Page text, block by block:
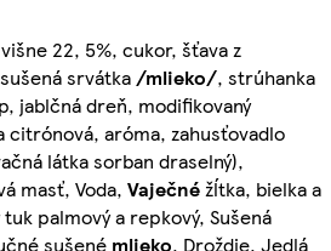
22, 5%, cukor, šťava z
srvátka/mlieko/, strúhanka
jablčná dreň, modifikovaný
citrónová, aróma, zahusťovadlo
látka sorban draselný),
masť, Voda, Vaječnéžĺtka, bielka a
palmový a repkový, Sušená
sušené mlieko, Droždie, Jedlá